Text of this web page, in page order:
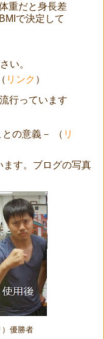
重だと身長差
で決定して
い。
リンク ）
行っています
の意義－ （ リ
ます。ブログの写真
）優勝者